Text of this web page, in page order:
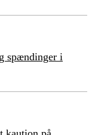
spændinger i